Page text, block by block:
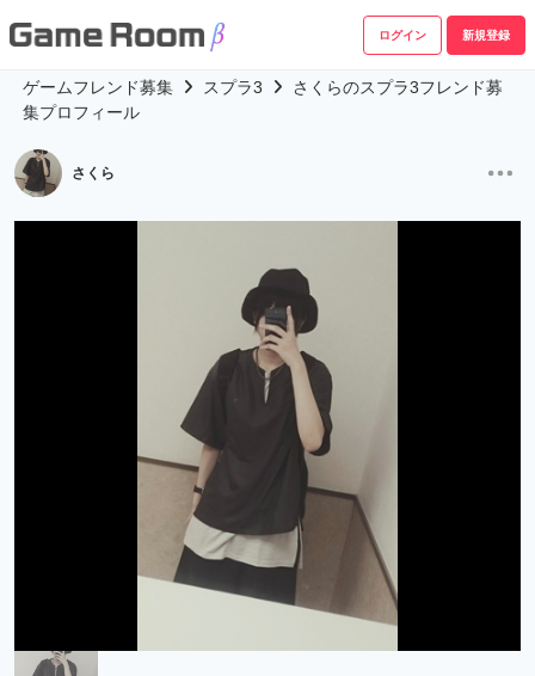
ログイン 新規登録
ゲームフレンド募集 スプラ3
さくらのスプラ3フレンド募
集プロフィール
さくら